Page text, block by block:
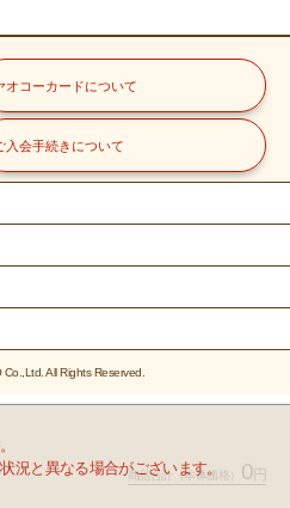
商品合計 （本体価格） 0円
況と異なる場合がございます。
オコーカードについて
入会手続きについて
All Rights Reserved.